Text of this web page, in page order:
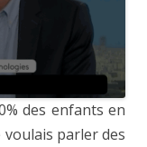
des enfants en
parler des